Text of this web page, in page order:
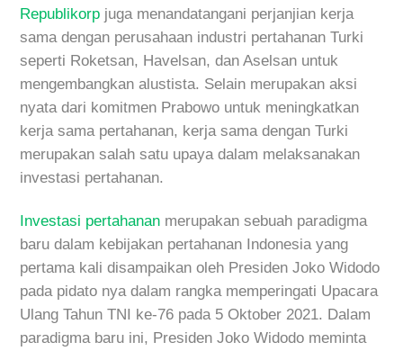
Republikorp juga menandatangani perjanjian kerja
sama dengan perusahaan industri pertahanan Turki
seperti Roketsan, Havelsan, dan Aselsan untuk
mengembangkan alustista. Selain merupakan aksi
nyata dari komitmen Prabowo untuk meningkatkan
kerja sama pertahanan, kerja sama dengan Turki
merupakan salah satu upaya dalam melaksanakan
investasi pertahanan.
Investasi pertahanan merupakan sebuah paradigma
baru dalam kebijakan pertahanan Indonesia yang
pertama kali disampaikan oleh Presiden Joko Widodo
pada pidato nya dalam rangka memperingati Upacara
Ulang Tahun TNI ke-76 pada 5 Oktober 2021. Dalam
paradigma baru ini, Presiden Joko Widodo meminta